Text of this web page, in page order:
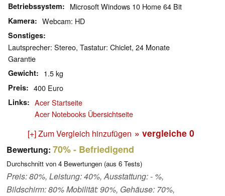
Betriebssystem Microsoft Windows 10 Home 64 Bit
Kamera Webcam: HD
Sonstiges
Lautsprecher: Stereo, Tastatur: Chiclet, 24 Monate
Garantie
Gewicht 1.5 kg
Preis 400 Euro
Links
Acer Startseite
Acer Notebooks Übersichtseite
[+] Zum Vergleich hinzufügen » vergleiche 0
Bewertung: 70%- Befriedigend
Durchschnitt von 4 Bewertungen (aus 6 Tests)
Preis: 80%, Leistung: 40%, Ausstattung: - %,
Bildschirm: 80% Mobilität: 90%, Gehäuse: 70%,